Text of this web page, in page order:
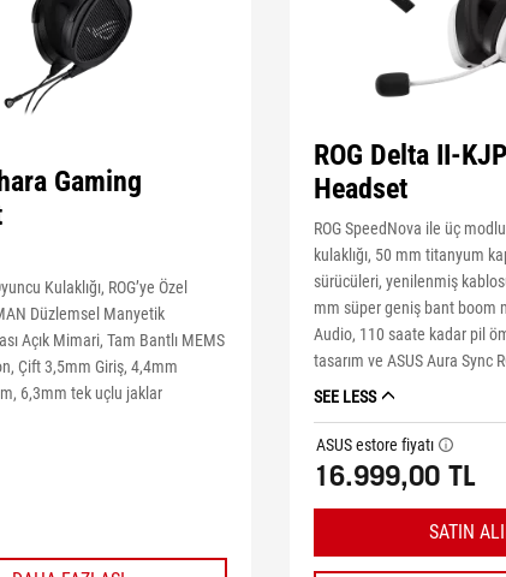
Gaming
Kulaklığı, ROG’ye Özel
Düzlemsel Manyetik
Açık Mimari, Tam Bantlı MEMS
Çift 3,5mm Giriş, 4,4mm
6,3mm tek uçlu jaklar
ROG Delta II-
Headset
ROG SpeedNova ile üç
kulaklığı, 50 mm titanyum
sürücüleri, yenilenmiş
mm süper geniş bant boom
Audio, 110 saate kadar pil
tasarım ve ASUS Aura Sync
SEE LESS
ASUS estore fiyatı tooltip
16.999,00 TL
SATIN